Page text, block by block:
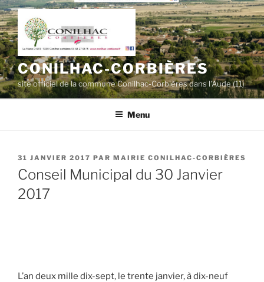
Aller
au
contenu
principal
CONILHAC-CORBIÈRES
site officiel de la commune Conilhac-Corbières dans l'Aude (11)
Menu
PUBLIÉ
LE
31 JANVIER 2017 PAR MAIRIE CONILHAC-CORBIÈRES
Conseil Municipal du 30 Janvier
2017
L’an deux mille dix-sept, le trente janvier, à dix-neuf